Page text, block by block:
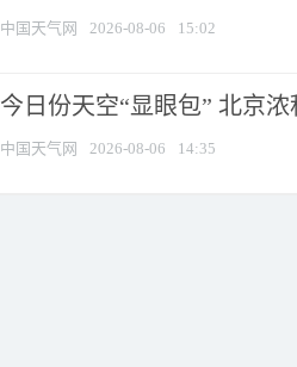
中国天气网 2026-08-06 15:02
今日份天空“显眼包” 北京
中国天气网 2026-08-06 14:35